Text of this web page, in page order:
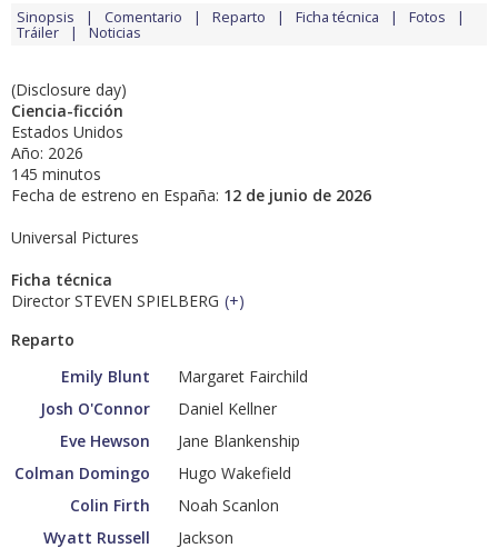
Sinopsis Comentario Reparto Ficha técnica Fotos
Tráiler Noticias
(Disclosure day)
Ciencia-ficción
Estados Unidos
Año: 2026
145 minutos
Fecha de estreno en España: 12 de junio de 2026
Universal Pictures
Ficha técnica
Director STEVEN SPIELBERG (+)
Reparto
Emily Blunt
Margaret Fairchild
Josh O'Connor
Daniel Kellner
Eve Hewson
Jane Blankenship
Colman Domingo
Hugo Wakefield
Colin Firth
Noah Scanlon
Wyatt Russell
Jackson